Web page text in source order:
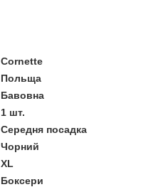
Cornette
Польща
Бавовна
1 шт.
Середня посадка
Чорний
XL
Боксери